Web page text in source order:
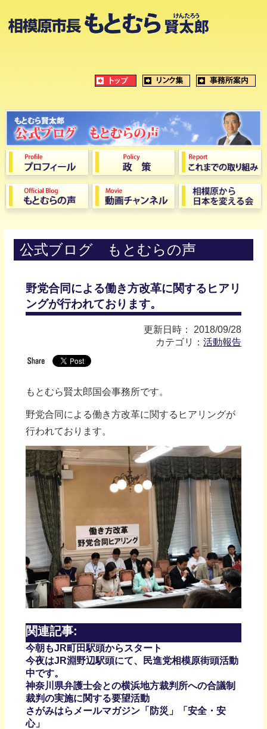
公式ブログ もとむらの声
野党合同による働き方改革に関するヒアリ
ングが行われております。
更新日時： 2018/09/28
カテゴリ：活動報告
もとむら賢太郎国会事務所です。
野党合同による働き方改革に関するヒアリングが
行われております。
関連記事:
今朝もJR町田駅頭からスタート
今夜はJR淵野辺駅頭にて、民進党相模原街頭活動
中です。
神奈川県弁護士会との横浜地方裁判所への合議制
裁判の実施に関する要望活動
さがみはらメールマガジン「防災」「安全・安
心」